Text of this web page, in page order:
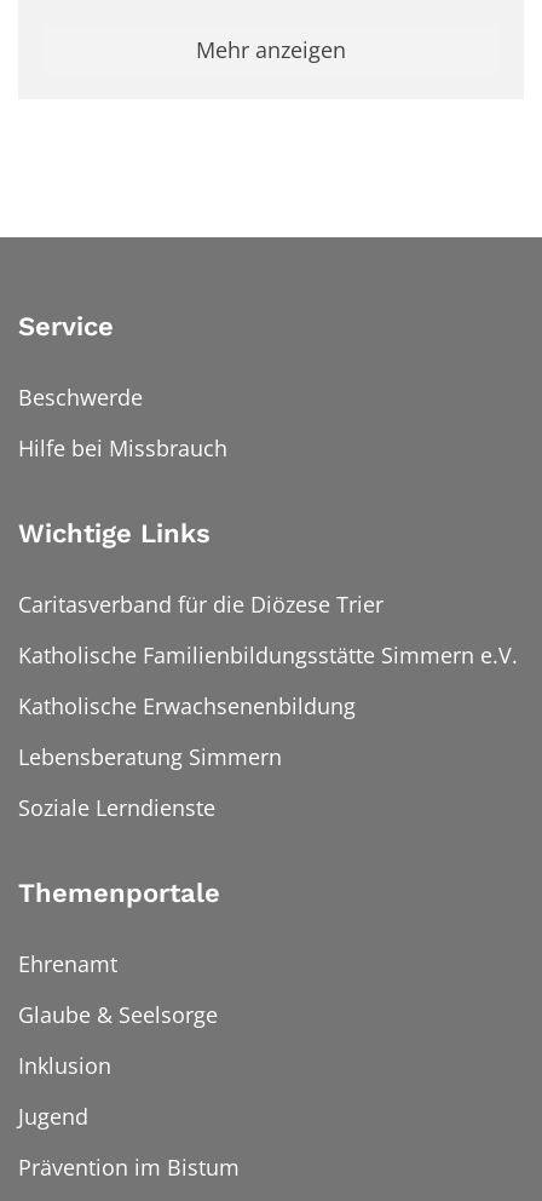
Mehr anzeigen
Service
Beschwerde
Hilfe bei Missbrauch
Wichtige Links
Caritasverband für die Diözese Trier
Katholische Familienbildungsstätte Simmern e.V.
Katholische Erwachsenenbildung
Lebensberatung Simmern
Soziale Lerndienste
Themenportale
Ehrenamt
Glaube & Seelsorge
Inklusion
Jugend
Prävention im Bistum